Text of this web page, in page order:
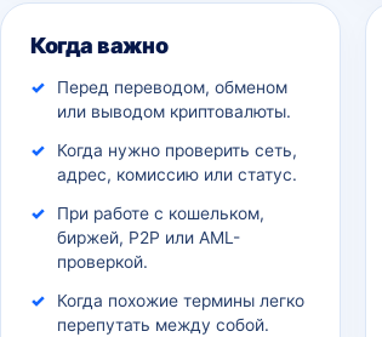
Дополнительный контекст
Когда важно
Перед переводом, обменом
или выводом криптовалюты.
Когда нужно проверить сеть,
адрес, комиссию или статус.
При работе с кошельком,
биржей, P2P или AML-
проверкой.
Когда похожие термины легко
перепутать между собой.